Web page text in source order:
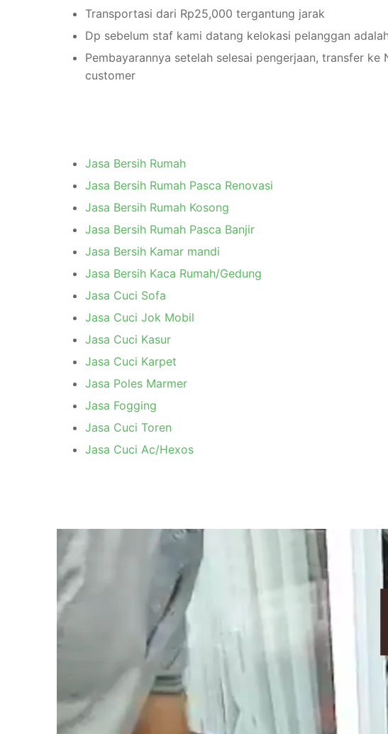
Transportasi dari Rp25,000 tergantung jarak
Dp sebelum staf kami datang kelokasi pelanggan
Pembayarannya setelah selesai pengerjaan, transfer
customer
Jasa Bersih Rumah
Jasa Bersih Rumah Pasca Renovasi
Jasa Bersih Rumah Kosong
Jasa Bersih Rumah Pasca Banjir
Jasa Bersih Kamar mandi
Jasa Bersih Kaca Rumah/Gedung
Jasa Cuci Sofa
Jasa Cuci Jok Mobil
Jasa Cuci Kasur
Jasa Cuci Karpet
Jasa Poles Marmer
Jasa Fogging
Jasa Cuci Toren
Jasa Cuci Ac/Hexos